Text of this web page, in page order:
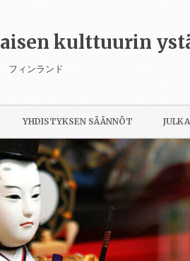
kulttuurin
フィンランド
YHDISTYKSEN SÄÄNNÖT